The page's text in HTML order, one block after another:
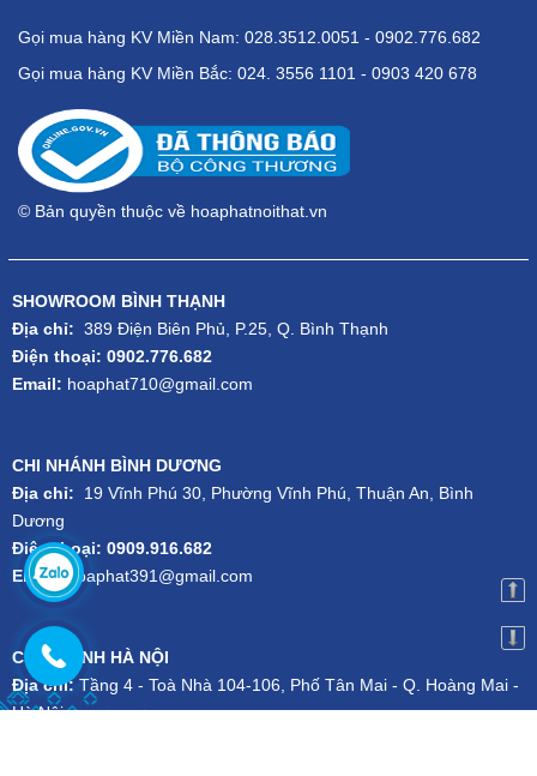
Gọi mua hàng KV Miền Nam: 028.3512.0051 - 0902.776.682
Gọi mua hàng KV Miền Bắc: 024. 3556 1101 - 0903 420 678
© Bản quyền thuộc về hoaphatnoithat.vn
SHOWROOM BÌNH THẠNH
Địa chỉ: 389 Điện Biên Phủ, P.25, Q. Bình Thạnh
Điện thoại: 0902.776.682
Email: hoaphat710@gmail.com
CHI NHÁNH BÌNH DƯƠNG
Địa chỉ: 19 Vĩnh Phú 30, Phường Vĩnh Phú, Thuận An, Bình
Dương
Điện thoại: 0909.916.682
Email:hoaphat391@gmail.com
CHI NHÁNH HÀ NỘI
Địa chỉ:Tầng 4 - Toà Nhà 104-106, Phố Tân Mai - Q. Hoàng Mai -
Hà Nội